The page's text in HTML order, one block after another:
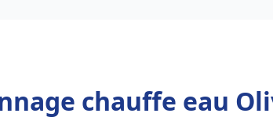
chauffe eau